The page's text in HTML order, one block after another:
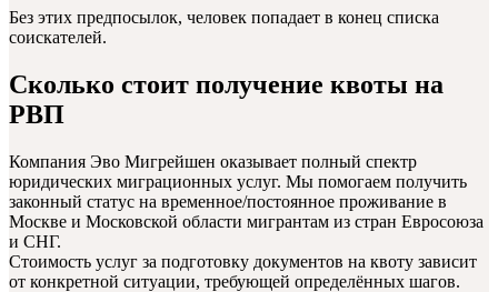
Без этих предпосылок, человек попадает в конец списка
соискателей.
Сколько стоит получение квоты на
РВП
Компания Эво Мигрейшен оказывает полный спектр
юридических миграционных услуг. Мы помогаем получить
законный статус на временное/постоянное проживание в
Москве и Московской области мигрантам из стран Евросоюза
и СНГ.
Стоимость услуг за подготовку документов на квоту зависит
от конкретной ситуации, требующей определённых шагов.